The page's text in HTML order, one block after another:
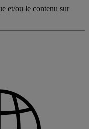
et/ou le contenu sur